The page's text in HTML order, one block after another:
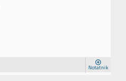
Notatnik